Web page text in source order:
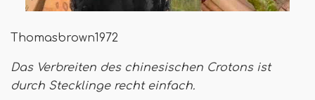
Thomasbrown1972
Das Verbreiten des chinesischen Crotons ist
durch Stecklinge recht einfach.